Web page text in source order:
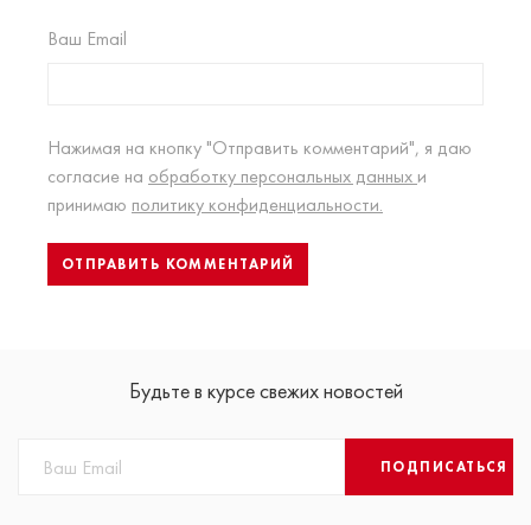
Ваш Email
Нажимая на кнопку "Отправить комментарий", я даю
согласие на обработку персональных данных и
принимаю политику конфиденциальности.
Будьте в курсе свежих новостей
ПОДПИСАТЬСЯ